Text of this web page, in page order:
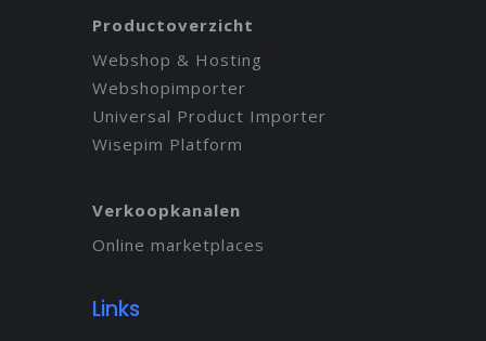
Productoverzicht
Webshop & Hosting
Webshopimporter
Universal Product Importer
Wisepim Platform
Verkoopkanalen
Online marketplaces
Links